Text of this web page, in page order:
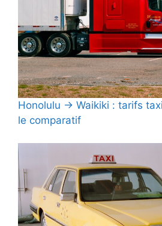
Honolulu → Waikiki : tarifs
le comparatif